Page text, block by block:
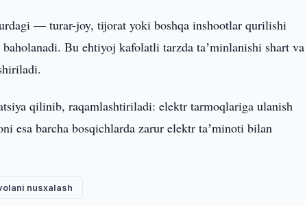
— turar-joy, tijorat yoki boshqa inshootlar qurilishi
Bu ehtiyoj kafolatli tarzda taʼminlanishi shart va
qilinib, raqamlashtiriladi: elektr tarmoqlariga ulanish
esa barcha bosqichlarda zarur elektr taʼminoti bilan
nusxalash